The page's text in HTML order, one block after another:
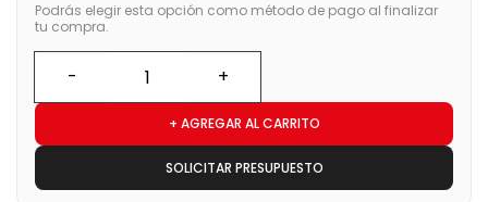
Podrás elegir esta opción como método de pago al finalizar
tu compra.
+ AGREGAR AL CARRITO
SOLICITAR PRESUPUESTO